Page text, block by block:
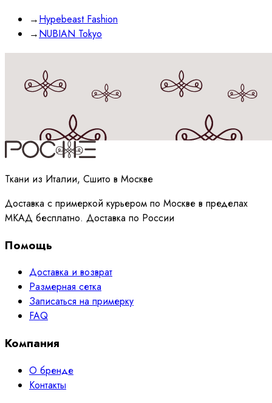
→Hypebeast Fashion
→NUBIAN Tokyo
Принимаюполитикуобработки данных
Ткани из Италии, Сшито в Москве
Доставка с примеркой курьером по Москве в пределах
МКАД бесплатно. Доставка по России
Помощь
Доставка и возврат
Размерная сетка
Записаться на примерку
FAQ
Компания
О бренде
Контакты